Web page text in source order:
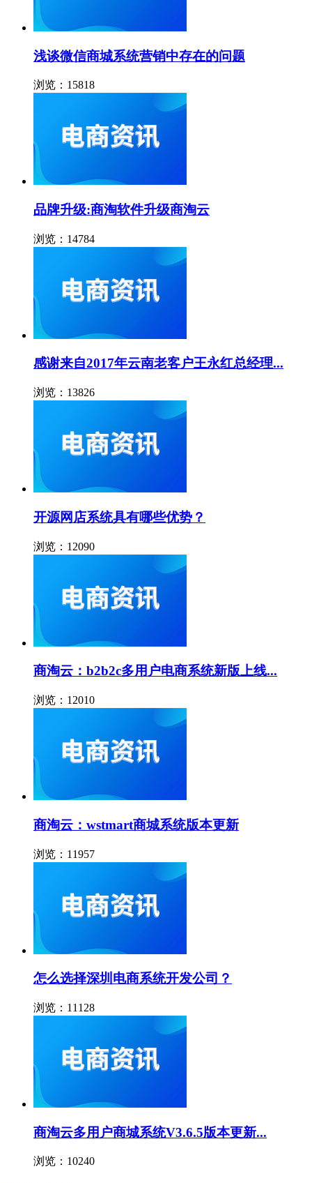
浅谈微信商城系统营销中存在的问题
浏览：15818
品牌升级:商淘软件升级商淘云
浏览：14784
感谢来自2017年云南老客户王永红总经理...
浏览：13826
开源网店系统具有哪些优势？
浏览：12090
商淘云：b2b2c多用户电商系统新版上线...
浏览：12010
商淘云：wstmart商城系统版本更新
浏览：11957
怎么选择深圳电商系统开发公司？
浏览：11128
商淘云多用户商城系统V3.6.5版本更新...
浏览：10240